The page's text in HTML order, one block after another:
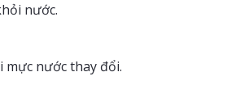
nước.
nước thay đổi.